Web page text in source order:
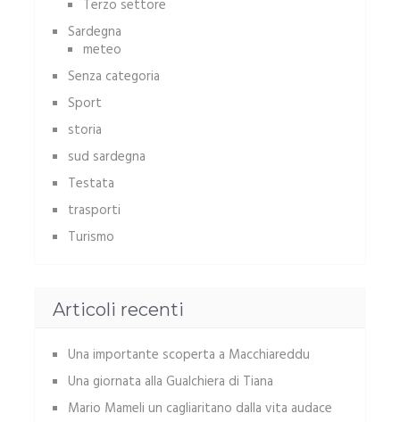
Terzo settore
Sardegna
meteo
Senza categoria
Sport
storia
sud sardegna
Testata
trasporti
Turismo
Articoli recenti
Una importante scoperta a Macchiareddu
Una giornata alla Gualchiera di Tiana
Mario Mameli un cagliaritano dalla vita audace